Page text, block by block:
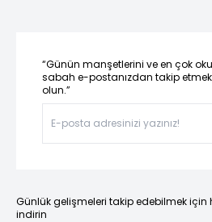
“Günün manşetlerini ve en çok
sabah e-postanızdan takip
olun.”
Günlük gelişmeleri takip edebilmek için
indirin